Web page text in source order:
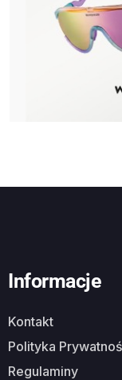
Informacje
Kontakt
Polityka
Regulaminy